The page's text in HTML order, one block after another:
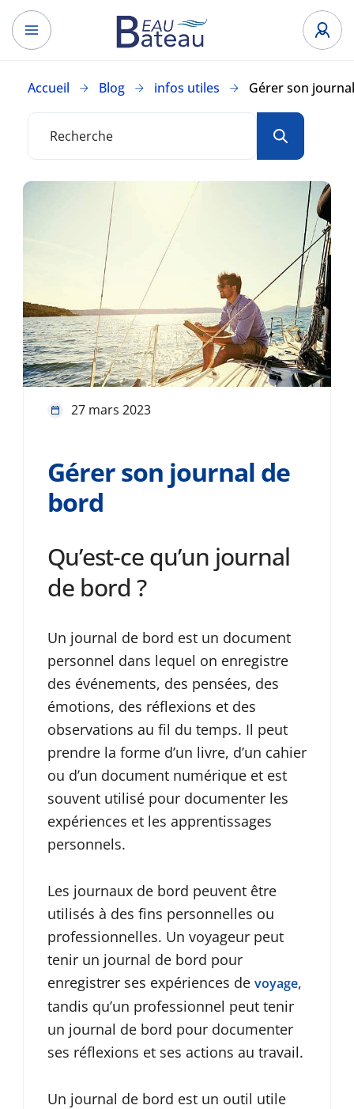
Accueil Blog infos utiles Gérer son
27 mars 2023
Gérer son journal de
bord
Qu’est-ce qu’un journal
de bord ?
Un journal de bord est un document
personnel dans lequel on enregistre
des événements, des pensées, des
émotions, des réflexions et des
observations au fil du temps. Il peut
prendre la forme d’un livre, d’un cahier
ou d’un document numérique et est
souvent utilisé pour documenter les
expériences et les apprentissages
personnels.
Les journaux de bord peuvent être
utilisés à des fins personnelles ou
professionnelles. Un voyageur peut
tenir un journal de bord pour
enregistrer ses expériences de voyage,
tandis qu’un professionnel peut tenir
un journal de bord pour documenter
ses réflexions et ses actions au travail.
Un journal de bord est un outil utile